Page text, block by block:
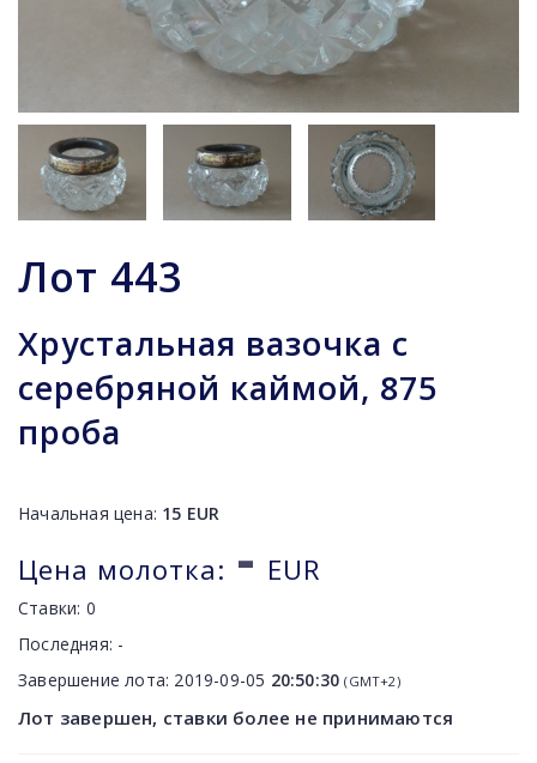
Лот 443
Хрустальная вазочка с
серебряной каймой, 875
проба
Начальная цена: 15 EUR
Цена молотка: - EUR
Ставки: 0
Последняя: -
Завершение лота: 2019-09-05 20:50:30 (GMT+2)
Лот завершен, ставки более не принимаются